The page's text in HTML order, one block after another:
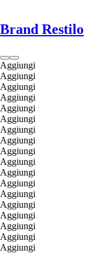
Brand Restilo
Aggiungi
Aggiungi
Aggiungi
Aggiungi
Aggiungi
Aggiungi
Aggiungi
Aggiungi
Aggiungi
Aggiungi
Aggiungi
Aggiungi
Aggiungi
Aggiungi
Aggiungi
Aggiungi
Aggiungi
Aggiungi